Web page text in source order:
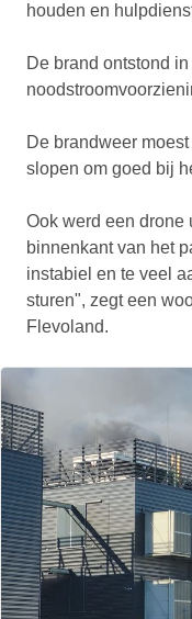
houden en
De brand ontstond
De brandweer
slopen om goed bij
Ook werd een drone
binnenkant van het
instabiel en te veel
sturen", zegt een
Flevoland.